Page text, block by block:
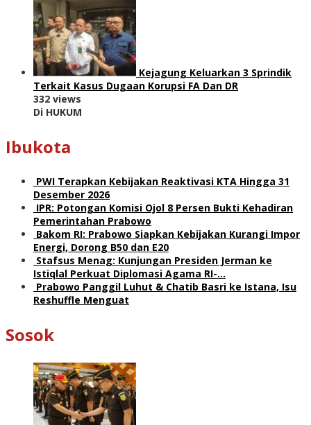
Kejagung Keluarkan 3 Sprindik
Terkait Kasus Dugaan Korupsi FA Dan DR
332 views
Di HUKUM
Ibukota
PWI Terapkan Kebijakan Reaktivasi KTA Hingga 31
Desember 2026
IPR: Potongan Komisi Ojol 8 Persen Bukti Kehadiran
Pemerintahan Prabowo
Bakom RI: Prabowo Siapkan Kebijakan Kurangi Impor
Energi, Dorong B50 dan E20
Stafsus Menag: Kunjungan Presiden Jerman ke
Istiqlal Perkuat Diplomasi Agama RI-…
Prabowo Panggil Luhut & Chatib Basri ke Istana, Isu
Reshuffle Menguat
Sosok